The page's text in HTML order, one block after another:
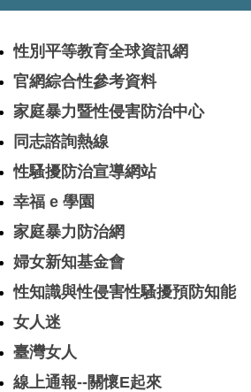
性別平等教育全球資訊網
官網綜合性參考資料
家庭暴力暨性侵害防治中心
同志諮詢熱線
性騷擾防治宣導網站
幸福 e 學園
家庭暴力防治網
婦女新知基金會
性知識與性侵害性騷擾預防知能
女人迷
臺灣女人
線上通報--關懷E起來